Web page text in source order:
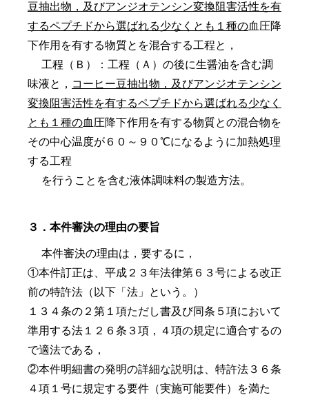
豆抽出物，及びアンジオテンシン変換阻害活性を有
するペプチドから選ばれる少なくとも１種の血圧降
下作用を有する物質とを混合する工程と，
工程（Ｂ）：工程（Ａ）の後に生醤油を含む調
味液と， コーヒー豆抽出物，及びアンジオテンシン
変換阻害活性を有するペプチドから選ばれる少なく
とも１種の血圧降下作用を有する物質との混合物を
その中心温度が６０～９０℃になるように加熱処理
する工程
を行うことを含む液体調味料の製造方法。
３．本件審決の理由の要旨
本件審決の理由は，要するに，
①本件訂正は、平成２３年法律第６３号による改正
前の特許法（以下「法」という。）
１３４条の２第１項ただし書及び同条５項において
準用する法１２６条３項，４項の規定に適合するの
で適法である，
②本件明細書の発明の詳細な説明は、特許法３６条
４項１号に規定する要件（実施可能要件）を満た